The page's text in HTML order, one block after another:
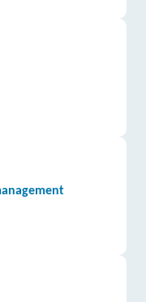
Co. KG | Ludwig-
gGmbH |